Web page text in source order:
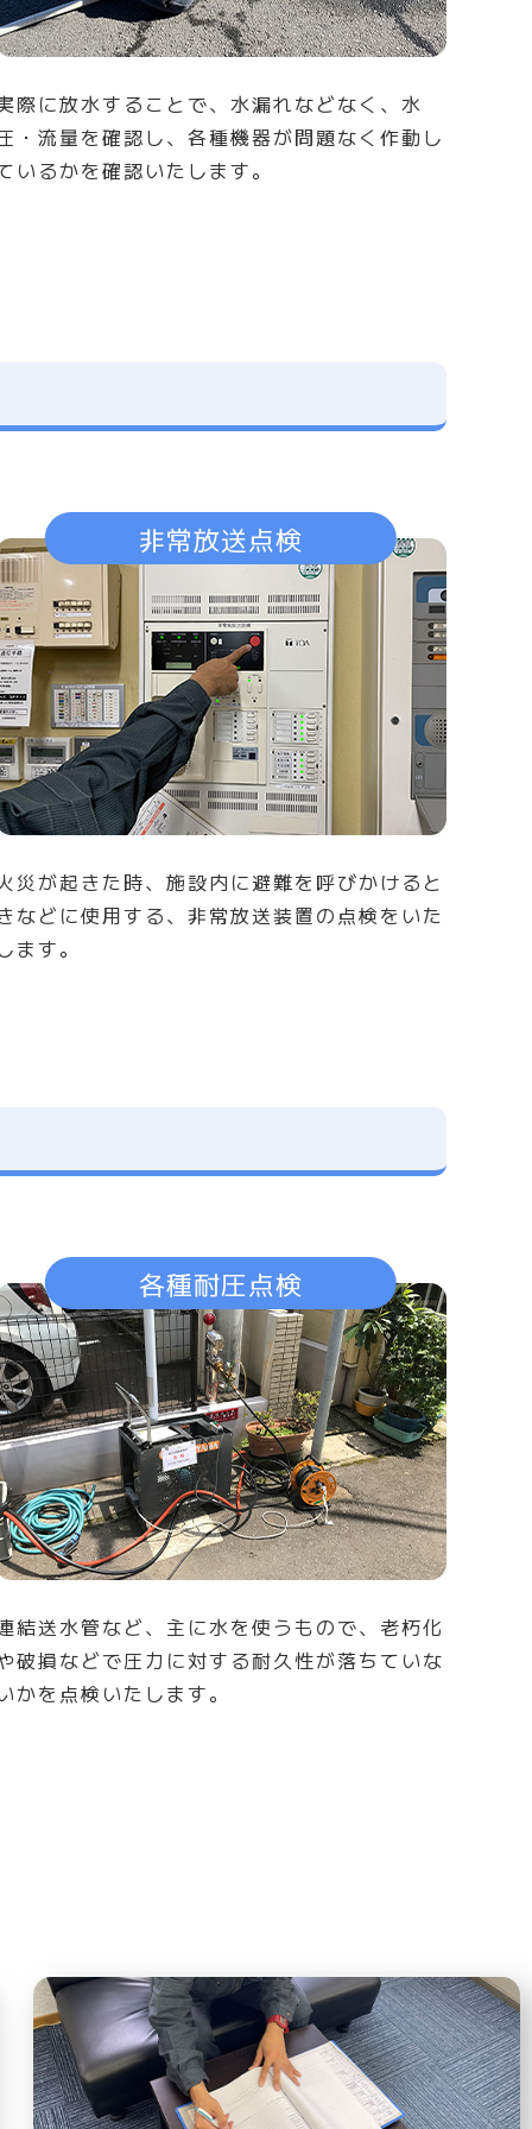
際に放水することで、水漏れなどなく、水
・流量を確認し、各種機器が問題なく作動し
いるかを確認いたします。
非常放送点検
災が起きた時、施設内に避難を呼びかけると
などに使用する、非常放送装置の点検をいた
ます。
各種耐圧点検
結送水管など、主に水を使うもので、老朽化
破損などで圧力に対する耐久性が落ちていな
かを点検いたします。